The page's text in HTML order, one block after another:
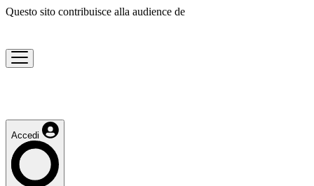
Questo sito contribuisce alla audience de
Accedi